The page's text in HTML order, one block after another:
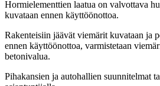
Hormielementtien laatua on valvottava
kuvataan ennen käyttöönottoa.
Rakenteisiin jäävät viemärit kuvataan ja
ennen käyttöönottoa, varmistetaan
betonivalua.
Pihakansien ja autohallien suunnitelmat